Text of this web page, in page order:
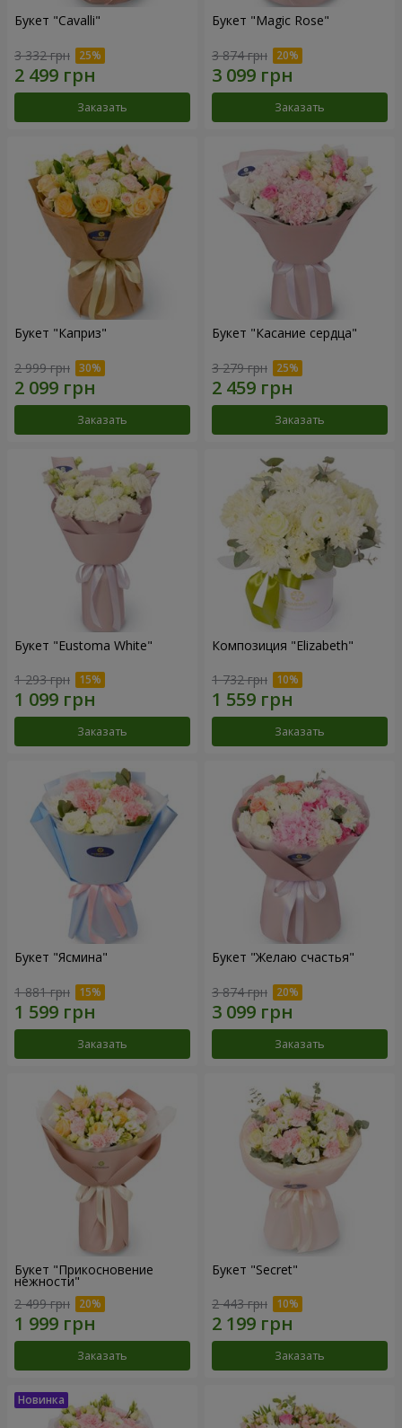
Букет "Cаvalli"
3 332 грн
Заказать
Букет "Magic Rose"
3 874 грн
Заказать
Букет "Каприз"
2 999 грн
Заказать
Букет "Касание сердца"
3 279 грн
Заказать
Букет "Eustoma White"
1 293 грн
Заказать
Композиция "Elizabeth"
1 732 грн
Заказать
Букет "Ясмина"
1 881 грн
Заказать
Букет "Желаю счастья"
3 874 грн
Заказать
Букет "Прикосновение
нежности"
2 499 грн
Заказать
Букет "Secret"
2 443 грн
Заказать